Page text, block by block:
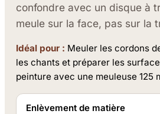
confondre avec un disque à
meule sur la face, pas sur la
Idéal pour : Meuler les cordons
les chants et préparer les
peinture avec une meuleuse 125
Enlèvement de matière